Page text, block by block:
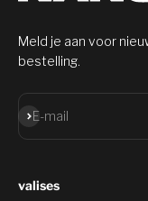
Meld je aan voor
bestelling.
E-mail
Aanmelden
valises